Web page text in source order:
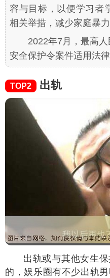
容与目标，以便学习者
相关举措，减少家庭暴力
2022年7月，最高
安全保护令案件适用法
TOP2 出轨
出轨或与其他女生
的，娱乐圈有不少出轨